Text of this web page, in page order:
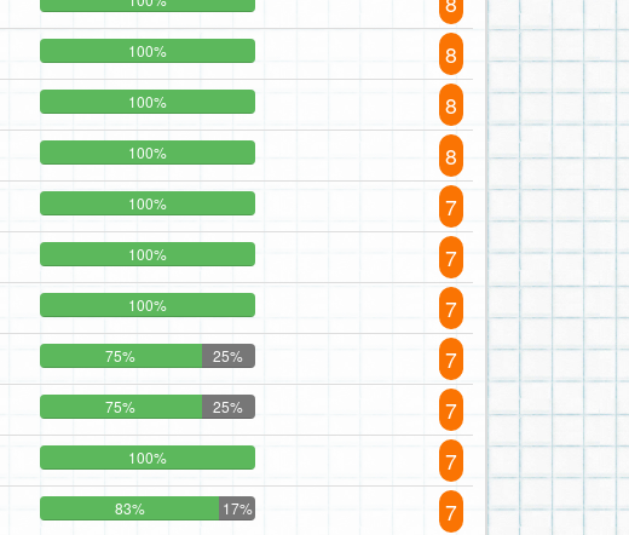
100% 8
100% 8
100% 8
100% 7
100% 7
100% 7
75% 25% 7
75% 25% 7
100% 7
83% 17% 7